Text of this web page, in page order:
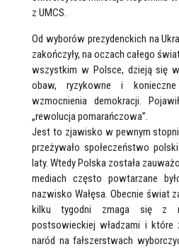
z UMCS.
Od wyborów prezydenckich na
zakończyły, na oczach całego
wszystkim w Polsce, dzieją się
obaw, ryzykowne i
wzmocnienia demokracji.
„rewolucja pomarańczowa”.
Jest to zjawisko w pewnym
przeżywało społeczeństwo
laty. Wtedy Polska została
mediach często powtarzane
nazwisko Wałęsa. Obecnie świat
kilku tygodni zmaga się z
postsowieckiej władzami i które
naród na fałszerstwach